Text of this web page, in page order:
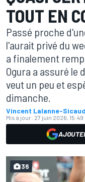
TOUT EN
Passé proche
l'aurait privé du
a finalement
Ogura a assuré le
veut un peu et
dimanche.
Vincent Lalanne-Sicaud
Mis à jour: 27 juin 2026, 15:49
36